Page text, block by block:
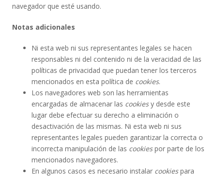
navegador que esté usando.
Notas adicionales
Ni esta web ni sus representantes legales se hacen
responsables ni del contenido ni de la veracidad de las
políticas de privacidad que puedan tener los terceros
mencionados en esta política de cookies.
Los navegadores web son las herramientas
encargadas de almacenar las cookiesy desde este
lugar debe efectuar su derecho a eliminación o
desactivación de las mismas. Ni esta web ni sus
representantes legales pueden garantizar la correcta o
incorrecta manipulación de las cookiespor parte de los
mencionados navegadores.
En algunos casos es necesario instalar cookiespara